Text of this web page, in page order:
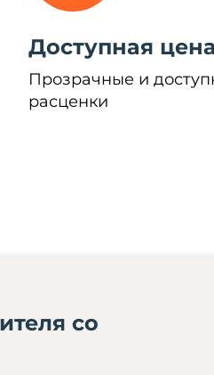
Доступная цена
Прозрачные и
расценки
со